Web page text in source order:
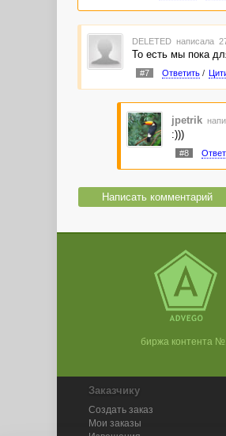
DELETED написала
То есть мы пока
#7 Ответить/
jpetrik
:)))
#8
Написать комментарий
биржа контента
Заказчику
Создать заказ
Мои заказы